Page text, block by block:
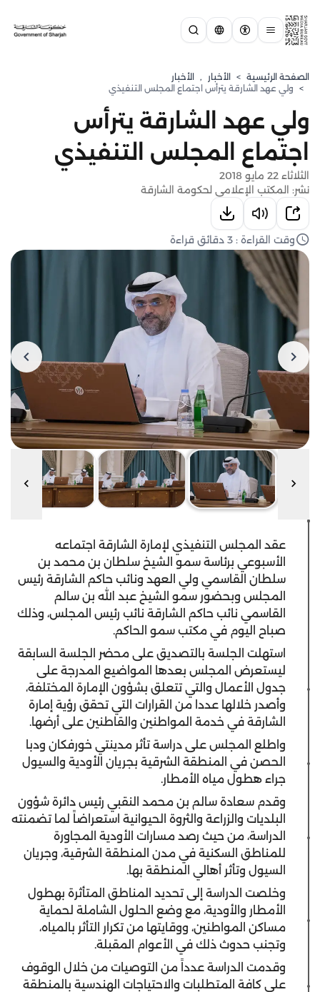
الصفحة الرئيسية > الأخبار , الأخبار
> ولي عهد الشارقة يترأس اجتماع المجلس التنفيذي
ولي عهد الشارقة يترأس
اجتماع المجلس التنفيذي
الثلاثاء 22 مايو 2018
نشر: المكتب الإعلامي لحكومة الشارقة
وقت القراءة : 3 دقائق قراءة
عقد المجلس التنفيذي لإمارة الشارقة اجتماعه
الأسبوعي برئاسة سمو الشيخ سلطان بن محمد بن
سلطان القاسمي ولي العهد ونائب حاكم الشارقة رئيس
المجلس وبحضور سمو الشيخ عبد الله بن سالم
القاسمي نائب حاكم الشارقة نائب رئيس المجلس، وذلك
صباح اليوم في مكتب سمو الحاكم.
استهلت الجلسة بالتصديق على محضر الجلسة السابقة
ليستعرض المجلس بعدها المواضيع المدرجة على
جدول الأعمال والتي تتعلق بشؤون الإمارة المختلفة،
وأصدر خلالها عددا من القرارات التي تحقق رؤية إمارة
الشارقة في خدمة المواطنين والقاطنين على أرضها.
واطلع المجلس على دراسة تأثر مدينتي خورفكان ودبا
الحصن في المنطقة الشرقية بجريان الأودية والسيول
جراء هطول مياه الأمطار.
وقدم سعادة سالم بن محمد النقبي رئيس دائرة شؤون
البلديات والزراعة والثروة الحيوانية استعراضاً لما تضمنته
الدراسة، من حيث رصد مسارات الأودية المجاورة
للمناطق السكنية في مدن المنطقة الشرقية، وجريان
السيول وتأثر أهالي المنطقة بها.
وخلصت الدراسة إلى تحديد المناطق المتأثرة بهطول
الأمطار والأودية، مع وضع الحلول الشاملة لحماية
مساكن المواطنين، ووقايتها من تكرار التأثر بالمياه،
وتجنب حدوث ذلك في الأعوام المقبلة.
وقدمت الدراسة عدداً من التوصيات من خلال الوقوف
على كافة المتطلبات والاحتياجات الهندسية بالمنطقة